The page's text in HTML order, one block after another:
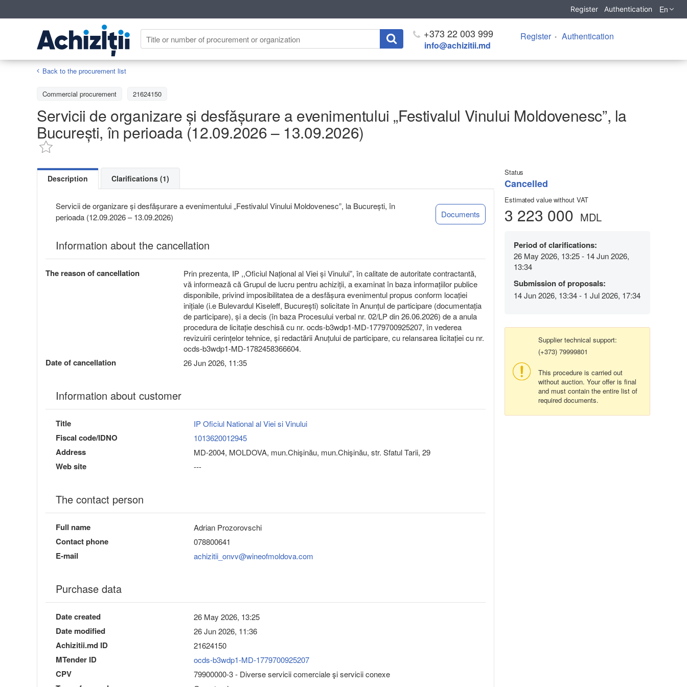
Register Authentication En
+373 22 003 999
info@achizitii.md
Register Authentication
Back to the procurement list
Commercial procurement 21624150
Servicii de organizare și desfășurare a evenimentului „Festivalul Vinului Moldovenesc”, la
București, în perioada (12.09.2026 – 13.09.2026)
Status
Cancelled
Estimated value without VAT
3 223 000 MDL
Period of clarifications:
26 May 2026, 13:25 - 14 Jun 2026,
13:34
Submission of proposals:
14 Jun 2026, 13:34 - 1 Jul 2026, 17:34
Supplier technical support:
(+373) 79999801
This procedure is carried out
without auction. Your offer is final
and must contain the entire list of
required documents.
Description Clarifications (1)
Servicii de organizare și desfășurare a evenimentului „Festivalul Vinului Moldovenesc”, la București, în
perioada (12.09.2026 – 13.09.2026)
Documents
Information about the cancellation
The reason of cancellation
Prin prezenta, IP ,,Oficiul Național al Viei și Vinului”, în calitate de autoritate contractantă,
vă informează că Grupul de lucru pentru achiziții, a examinat în baza informațiilor publice
disponibile, privind imposibilitatea de a desfășura evenimentul propus conform locației
inițiale (i.e Bulevardul Kiseleff, București) solicitate în Anunțul de participare (documentația
de participare), și a decis (în baza Procesului verbal nr. 02/LP din 26.06.2026) de a anula
procedura de licitație deschisă cu nr. ocds-b3wdp1-MD-1779700925207, în vederea
revizuirii cerințelor tehnice, și redactării Anuțului de participare, cu relansarea licitației cu nr.
ocds-b3wdp1-MD-1782458366604.
Date of cancellation 26 Jun 2026, 11:35
Information about customer
Title IP Oficiul National al Viei si Vinului
Fiscal code/IDNO 1013620012945
Address MD-2004, MOLDOVA, mun.Chişinău, mun.Chişinău, str. Sfatul Tarii, 29
Web site ---
The contact person
Full name Adrian Prozorovschi
Contact phone 078800641
E-mail achizitii_onvv@wineofmoldova.com
Purchase data
Date created 26 May 2026, 13:25
Date modified 26 Jun 2026, 11:36
Achizitii.md ID 21624150
MTender ID ocds-b3wdp1-MD-1779700925207
CPV 79900000-3 - Diverse servicii comerciale şi servicii conexe